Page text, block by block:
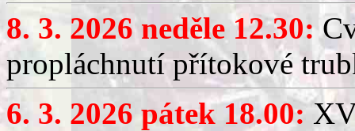
8. 3. 2026 neděle 12.30:
propláchnutí přítokové
6. 3. 2026 pátek 18.00: